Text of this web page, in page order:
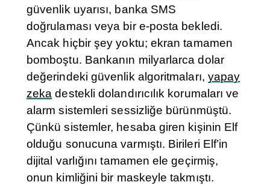
güvenlik uyarısı, banka SMS
doğrulaması veya bir e-posta bekledi.
Ancak hiçbir şey yoktu; ekran tamamen
bomboştu. Bankanın milyarlarca dolar
değerindeki güvenlik algoritmaları, yapay
zeka destekli dolandırıcılık korumaları ve
alarm sistemleri sessizliğe bürünmüştü.
Çünkü sistemler, hesaba giren kişinin Elf
olduğu sonucuna varmıştı. Birileri Elf’in
dijital varlığını tamamen ele geçirmiş,
onun kimliğini bir maskeyle takmıştı.